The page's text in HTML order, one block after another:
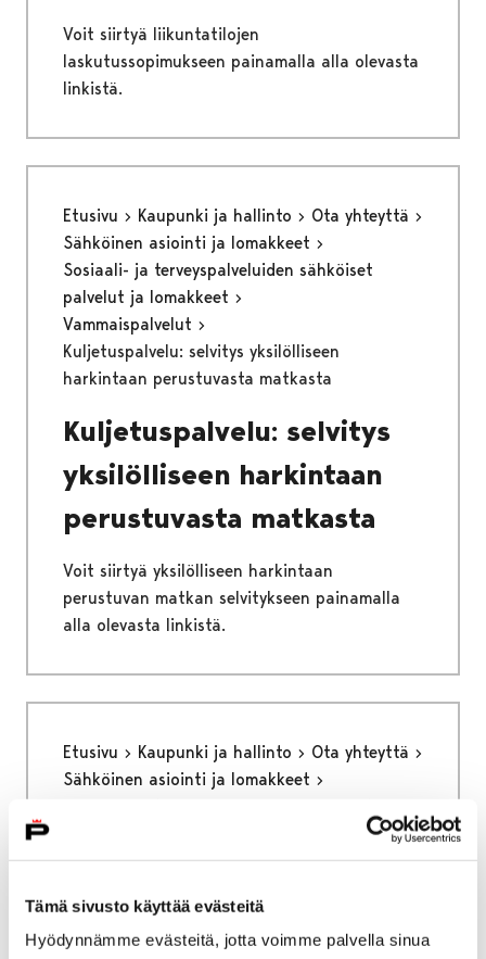
Tämä sivusto käyttää evästeitä
Hyödynnämme evästeitä, jotta voimme palvella sinua
Voit siirtyä liikuntatilojen
laskutussopimukseen painamalla alla olevasta
linkistä.
Etusivu Kaupunki ja hallinto
Ota yhteyttä
Sähköinen asiointi ja lomakkeet
Sosiaali- ja terveyspalveluiden sähköiset
palvelut ja lomakkeet
Vammaispalvelut
Kuljetuspalvelu: selvitys yksilölliseen
harkintaan perustuvasta matkasta
Kuljetuspalvelu: selvitys
yksilölliseen harkintaan
perustuvasta matkasta
Voit siirtyä yksilölliseen harkintaan
perustuvan matkan selvitykseen painamalla
alla olevasta linkistä.
Etusivu Kaupunki ja hallinto
Ota yhteyttä
Sähköinen asiointi ja lomakkeet
Vammaispalvelut
Sosiaalihuoltolain